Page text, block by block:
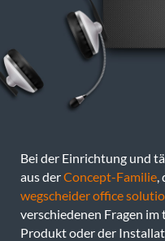
Bei der Einrichtung und
aus derConcept-Familie,
wegscheider office
verschiedenen Fragen
Produkt oder der